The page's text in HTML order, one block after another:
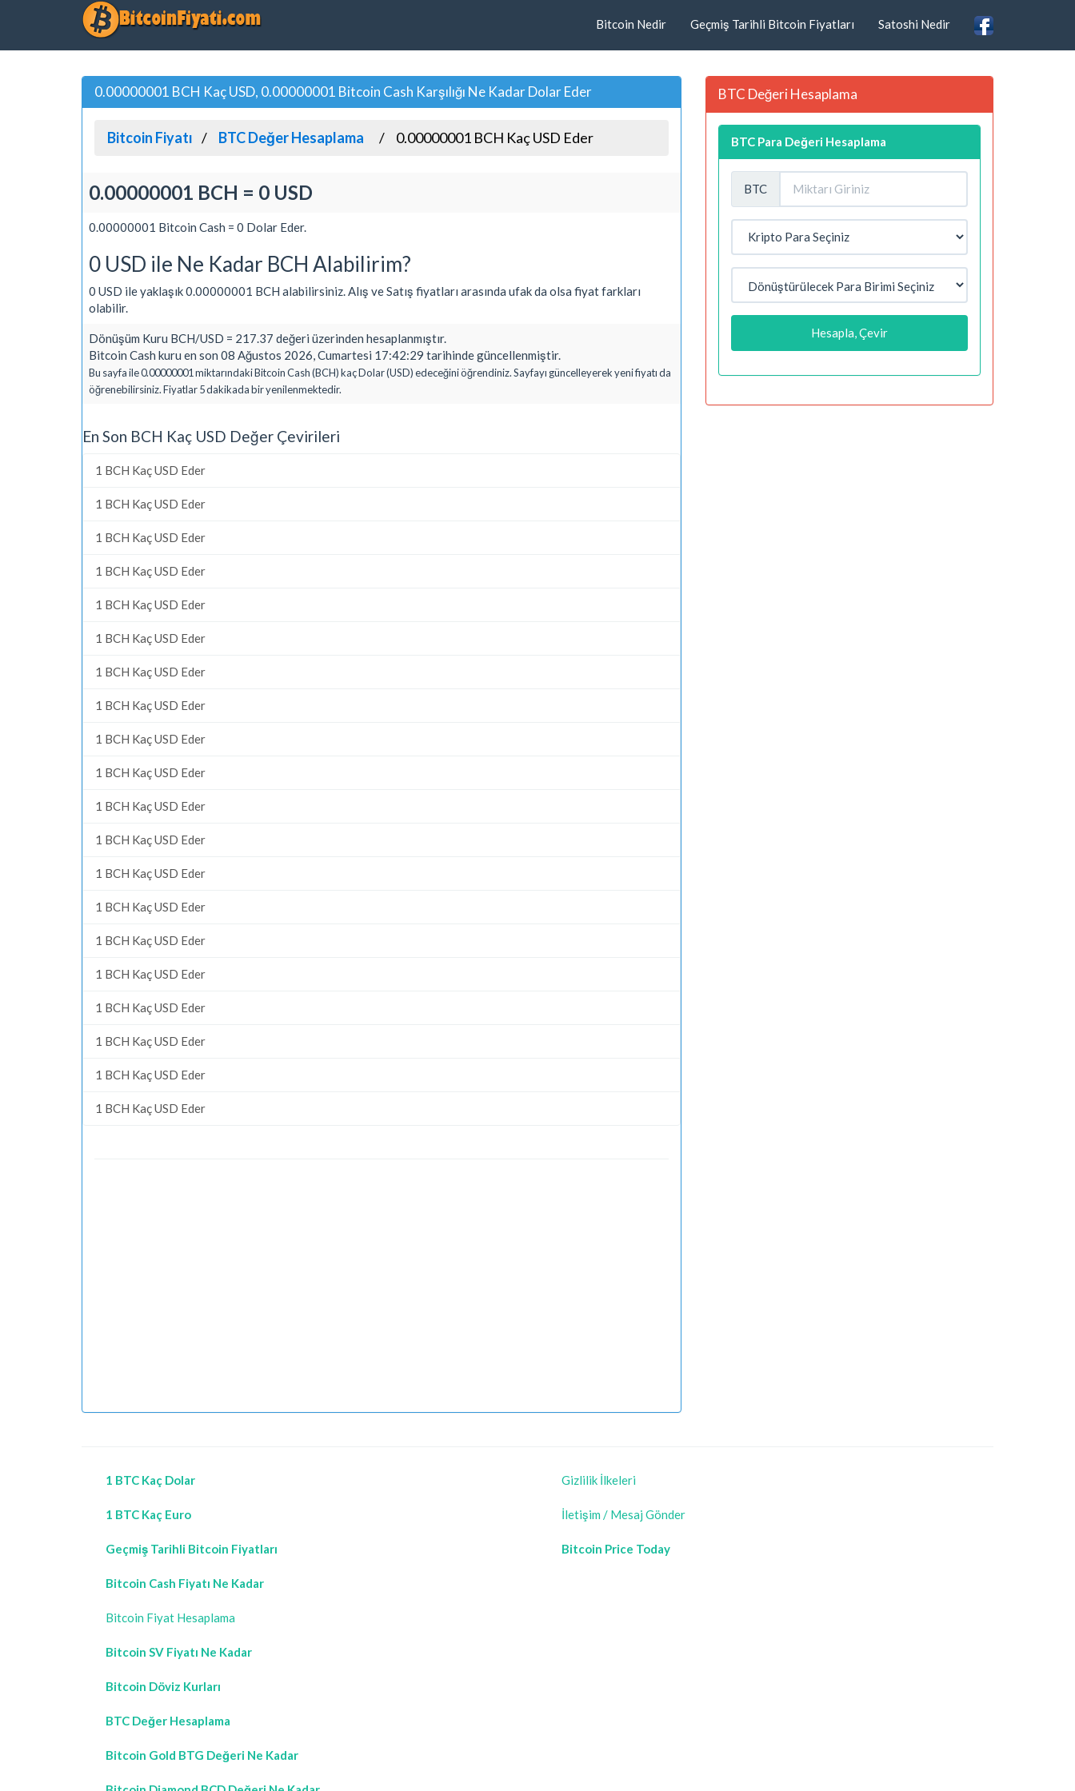
Bitcoin Nedir Geçmiş Tarihli Bitcoin Fiyatları Satoshi Nedir
0.00000001 BCH Kaç USD, 0.00000001 Bitcoin Cash Karşılığı Ne Kadar Dolar Eder
Bitcoin Fiyatı BTC Değer Hesaplama 0.00000001 BCH Kaç USD Eder
0.00000001 BCH = 0 USD
0.00000001 Bitcoin Cash = 0 Dolar Eder.
0 USD ile Ne Kadar BCH Alabilirim?
0 USD ile yaklaşık 0.00000001 BCH alabilirsiniz. Alış ve Satış fiyatları arasında ufak da olsa fiyat farkları
olabilir.
Dönüşüm Kuru BCH/USD = 217.37 değeri üzerinden hesaplanmıştır.
Bitcoin Cash kuru en son 08 Ağustos 2026, Cumartesi 17:42:29 tarihinde güncellenmiştir.
Bu sayfa ile 0.00000001 miktarındaki Bitcoin Cash (BCH) kaç Dolar (USD) edeceğini öğrendiniz. Sayfayı güncelleyerek yeni fiyatı da
öğrenebilirsiniz. Fiyatlar 5 dakikada bir yenilenmektedir.
En Son BCH Kaç USD Değer Çevirileri
1 BCH Kaç USD Eder
1 BCH Kaç USD Eder
1 BCH Kaç USD Eder
1 BCH Kaç USD Eder
1 BCH Kaç USD Eder
1 BCH Kaç USD Eder
1 BCH Kaç USD Eder
1 BCH Kaç USD Eder
1 BCH Kaç USD Eder
1 BCH Kaç USD Eder
1 BCH Kaç USD Eder
1 BCH Kaç USD Eder
1 BCH Kaç USD Eder
1 BCH Kaç USD Eder
1 BCH Kaç USD Eder
1 BCH Kaç USD Eder
1 BCH Kaç USD Eder
1 BCH Kaç USD Eder
1 BCH Kaç USD Eder
1 BCH Kaç USD Eder
BTC Değeri Hesaplama
BTC Para Değeri Hesaplama
BTC
Hesapla, Çevir
1 BTC Kaç Dolar
1 BTC Kaç Euro
Geçmiş Tarihli Bitcoin Fiyatları
Bitcoin Cash Fiyatı Ne Kadar
Bitcoin Fiyat Hesaplama
Bitcoin SV Fiyatı Ne Kadar
Bitcoin Döviz Kurları
BTC Değer Hesaplama
Bitcoin Gold BTG Değeri Ne Kadar
Gizlilik İlkeleri
İletişim / Mesaj Gönder
Bitcoin Price Today